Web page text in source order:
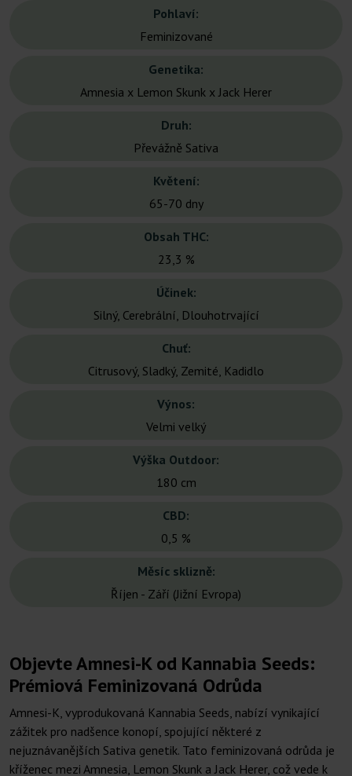
Pohlaví:
Feminizované
Genetika:
Amnesia x Lemon Skunk x Jack Herer
Druh:
Převážně Sativa
Květení:
65-70 dny
Obsah THC:
23,3 %
Účinek:
Silný, Cerebrální, Dlouhotrvající
Chuť:
Citrusový, Sladký, Zemité, Kadidlo
Výnos:
Velmi velký
Výška Outdoor:
180 cm
CBD:
0,5 %
Měsíc sklizně:
Říjen - Září (Jižní Evropa)
Objevte Amnesi-K od Kannabia Seeds:
Prémiová Feminizovaná Odrůda
Amnesi-K, vyprodukovaná Kannabia Seeds, nabízí vynikající
zážitek pro nadšence konopí, spojující některé z
nejuznávanějších Sativa genetik. Tato feminizovaná odrůda je
kříženec mezi Amnesia, Lemon Skunk a Jack Herer, což vede k